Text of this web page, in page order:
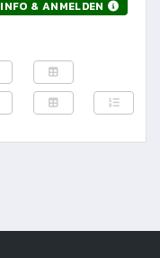
INFO & ANMELDEN